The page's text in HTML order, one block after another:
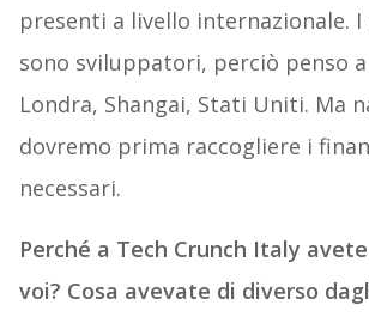
presenti a livello internazionale.
sono sviluppatori, perciò penso
Londra, Shangai, Stati Uniti. Ma
dovremo prima raccogliere i
necessari.
Perché a Tech Crunch Italy
voi? Cosa avevate di diverso